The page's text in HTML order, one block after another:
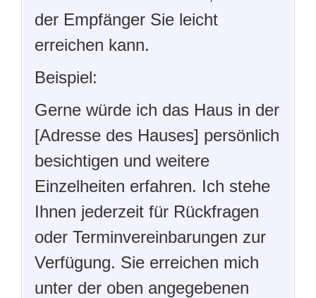
der Empfänger Sie leicht
erreichen kann.
Beispiel:
Gerne würde ich das Haus in der
[Adresse des Hauses] persönlich
besichtigen und weitere
Einzelheiten erfahren. Ich stehe
Ihnen jederzeit für Rückfragen
oder Terminvereinbarungen zur
Verfügung. Sie erreichen mich
unter der oben angegebenen